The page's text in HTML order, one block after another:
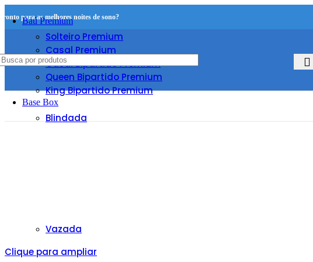
para as melhores noites de sono?
Baú Premium
Solteiro Premium
Casal Premium
Casal Bipartido Premium
Queen Bipartido Premium
King Bipartido Premium
Base Box
Blindada
Vazada
Clique para ampliar